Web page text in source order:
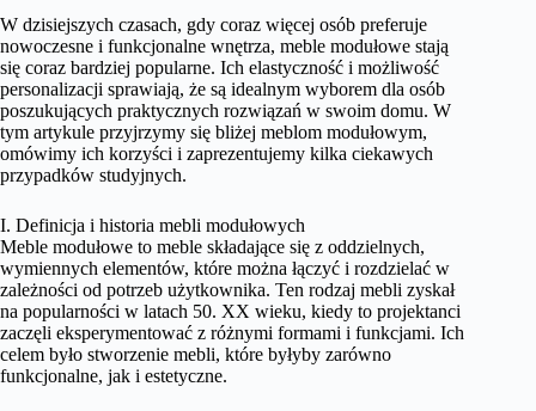
W dzisiejszych czasach, gdy coraz więcej osób preferuje
nowoczesne i funkcjonalne wnętrza, meble modułowe stają
się coraz bardziej popularne. Ich elastyczność i możliwość
personalizacji sprawiają, że są idealnym wyborem dla osób
poszukujących praktycznych rozwiązań w swoim domu. W
tym artykule przyjrzymy się bliżej meblom modułowym,
omówimy ich korzyści i zaprezentujemy kilka ciekawych
przypadków studyjnych.
I. Definicja i historia mebli modułowych
Meble modułowe to meble składające się z oddzielnych,
wymiennych elementów, które można łączyć i rozdzielać w
zależności od potrzeb użytkownika. Ten rodzaj mebli zyskał
na popularności w latach 50. XX wieku, kiedy to projektanci
zaczęli eksperymentować z różnymi formami i funkcjami. Ich
celem było stworzenie mebli, które byłyby zarówno
funkcjonalne, jak i estetyczne.